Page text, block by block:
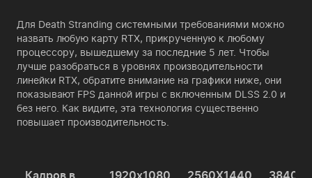
Для Death Stranding системными требованиями можно
назвать любую карту RTX, прикрученную к любому
процессору, вышедшему за последние 5 лет. Чтобы
лучше разобраться в уровнях производительности
линейки RTX, обратите внимание на графики ниже, они
показывают FPS данной игры с включенным DLSS 2.0 и
без него. Как видите, эта технология существенно
повышает производительность.
Кадров в
1920x1080
2560X1440